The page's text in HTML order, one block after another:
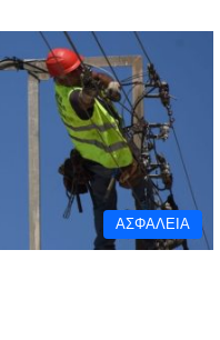
ΑΣΦΑΛΕΙΑ